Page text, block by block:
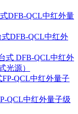
DFB-QCL中红外量
式DFB-QCL中红外
式 DFB-QCL中红外
光源）
FP-QCL中红外量子
QCL中红外量子级